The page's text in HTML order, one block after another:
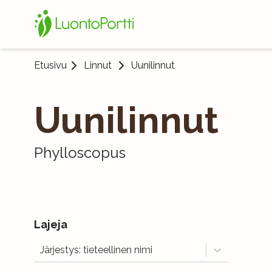
Etusivu Linnut Uunilinnut
Uunilinnut
Phylloscopus
Lajeja
Järjestys: tieteellinen nimi